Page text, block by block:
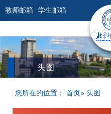
教师邮箱 学生邮箱
头图
您所在的位置： 首页» 头图